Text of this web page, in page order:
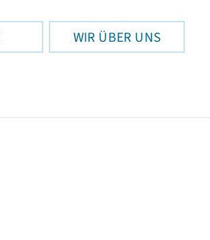
WIR ÜBER UNS